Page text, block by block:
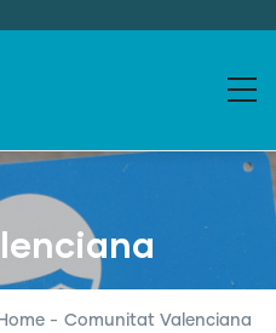
Home - Comunitat Valenciana